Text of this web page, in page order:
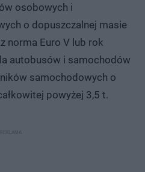
osobowych i
o dopuszczalnej masie
norma Euro V lub rok
autobusów i samochodów
samochodowych o
powyżej 3,5 t.